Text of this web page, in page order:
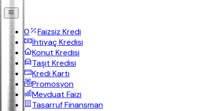
0
Faizsiz Kredi
İhtiyaç Kredisi
Konut Kredisi
Taşıt Kredisi
Kredi Kartı
Promosyon
Mevduat Faizi
Tasarruf Finansman